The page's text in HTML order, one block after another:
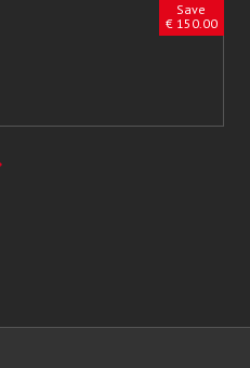
Save
€ 150.00